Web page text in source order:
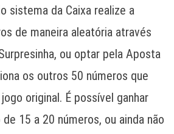
sistema da Caixa realize a
de maneira aleatória através
ou optar pela Aposta
os outros 50 números que
original. É possível ganhar
15 a 20 números, ou ainda não